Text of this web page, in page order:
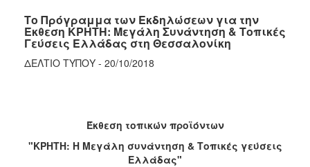
2022
2021
2020
2016
Το Πρόγραμμα των Εκδηλώσεων για την
Έκθεση ΚΡΗΤΗ: Μεγάλη Συνάντηση & Τοπικές
Γεύσεις Ελλάδας στη Θεσσαλονίκη
ΔΕΛΤΙΟ ΤΥΠΟΥ - 20/10/2018
­Έκθεση τοπικών προϊόντων
"ΚΡΗΤΗ: Η Μεγάλη συνάντηση & Τοπικές γεύσεις
Ελλάδας"